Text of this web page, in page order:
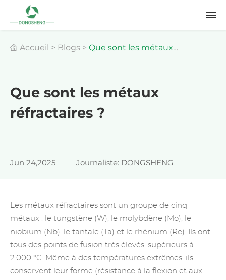
Accueil > Blogs > Que sont les métaux
Que sont les métaux
réfractaires ?
Jun 24,2025 Journaliste: DONGSHENG
Les métaux réfractaires sont un groupe de cinq
métaux : le tungstène (W), le molybdène (Mo), le
niobium (Nb), le tantale (Ta) et le rhénium (Re). Ils ont
tous des points de fusion très élevés, supérieurs à
2 000 °C. Même à des températures extrêmes, ils
conservent leur forme (résistance à la flexion et aux